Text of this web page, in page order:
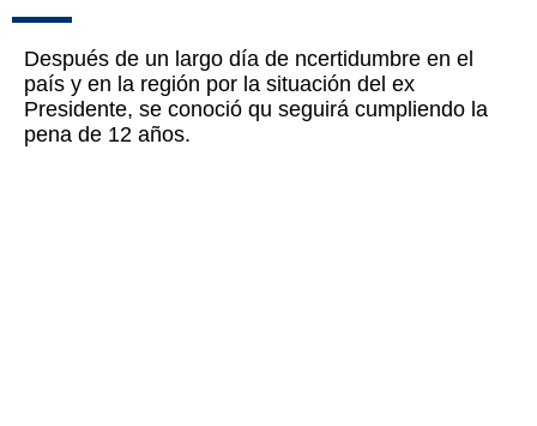
Después de un largo día de ncertidumbre en el
país y en la región por la situación del ex
Presidente, se conoció qu seguirá cumpliendo la
pena de 12 años.